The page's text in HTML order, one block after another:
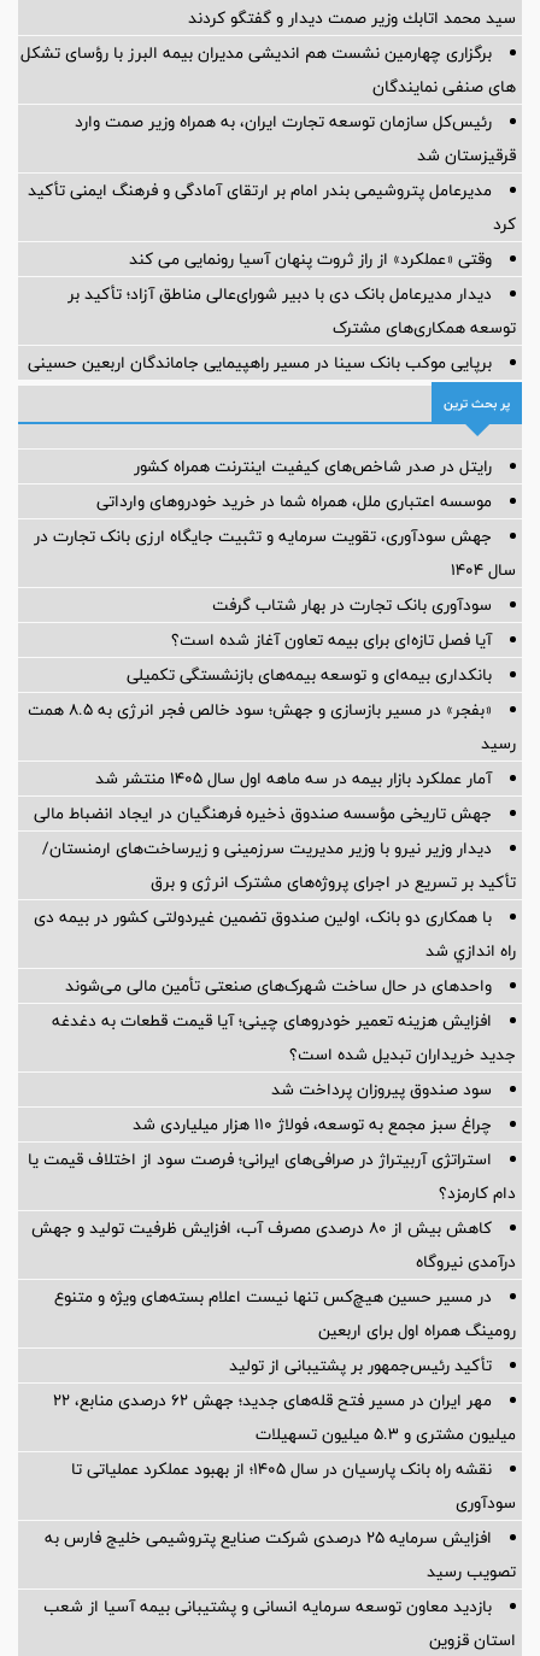
سيد محمد اتابك وزير صمت ديدار و گفتگو كردند
برگزاری چهارمین نشست هم اندیشی مدیران بیمه البرز با رؤسای تشکل
های صنفی نمایندگان
رئیس‌کل سازمان توسعه تجارت ایران، به همراه وزیر صمت وارد
قرقیزستان شد
مدیرعامل پتروشیمی بندر امام بر ارتقای آمادگی و فرهنگ ایمنی تأکید
کرد
وقتی «عملکرد» از راز ثروت پنهان آسیا رونمایی می کند
دیدار مدیرعامل بانک دی با دبیر شورای‌عالی مناطق آزاد؛ تأکید بر
توسعه همکاری‌های مشترک
برپایی موکب بانک سینا در مسیر راهپیمایی جاماندگان اربعین حسینی
پر بحث ترین
رایتل در صدر شاخص‌های کیفیت اینترنت همراه کشور
موسسه اعتباری ملل، همراه شما در خرید خودروهای وارداتی
جهش سودآوری، تقویت سرمایه و تثبیت جایگاه ارزی بانک تجارت در
سال ۱۴۰۴
سودآوری بانک تجارت در بهار شتاب گرفت
آیا فصل تازه‌ای برای بیمه تعاون آغاز شده است؟
بانکداری بیمه‌ای و توسعه بیمه‌های بازنشستگی تکمیلی
«بفجر» در مسیر بازسازی و جهش؛ سود خالص فجر انرژی به ۸.۵ همت
رسید
آمار عملكرد بازار بیمه در سه ماهه اول سال 1405 منتشر شد
جهش تاریخی مؤسسه صندوق ذخیره فرهنگیان در ایجاد انضباط مالی
دیدار وزیر نیرو با وزیر مدیریت سرزمینی و زیرساخت‌های ارمنستان/
تأکید بر تسریع در اجرای پروژه‌های مشترک انرژی و برق
با همکاری دو بانک، اولین صندوق تضمین غیردولتی کشور در بیمه دی
راه اندازي شد
واحدهای در حال ساخت شهرک‌های صنعتی تأمین مالی می‌شوند
افزایش هزینه تعمیر خودروهای چینی؛ آیا قیمت قطعات به دغدغه
جدید خریداران تبدیل شده است؟
سود صندوق پیروزان پرداخت شد
چراغ سبز مجمع به توسعه، فولاژ ۱۱۰ هزار میلیاردی شد
استراتژی آربیتراژ در صرافی‌های ایرانی؛ فرصت سود از اختلاف قیمت یا
دام کارمزد؟
کاهش بیش از ۸۰ درصدی مصرف آب، افزایش ظرفیت تولید و جهش
درآمدی نیروگاه
در مسیر حسین هیچ‌کس تنها نیست اعلام بسته‌های ویژه و متنوع
رومینگ همراه اول برای اربعین
تأکید رئیس‌جمهور بر پشتیبانی از تولید
مهر ایران در مسیر فتح قله‌های جدید؛ جهش ۶۲ درصدی منابع، ۲۲
میلیون مشتری و ۵.۳ میلیون تسهیلات
نقشه راه بانک پارسیان در سال ۱۴۰۵؛ از بهبود عملکرد عملیاتی تا
سودآوری
افزایش سرمایه ۲۵ درصدی شرکت صنایع پتروشیمی خلیج فارس به
تصویب رسید
بازدید معاون توسعه سرمایه انسانی و پشتیبانی بیمه آسیا از شعب
استان قزوین